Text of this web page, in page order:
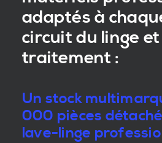
adaptés à
circuit du linge
traitement :
Un stock
000 pièces
lave-linge